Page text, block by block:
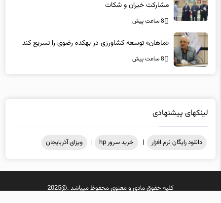
8 ساعت پیش
8 ساعت پیش
دانلود رایگان نرم افزار
کلیه حقوق مادی و معنوی محفوظ میباشد .@2025